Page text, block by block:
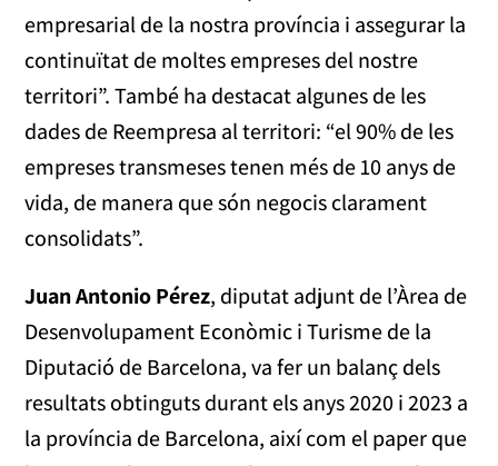
empresarial de la nostra província i assegurar la
continuïtat de moltes empreses del nostre
territori”. També ha destacat algunes de les
dades de Reempresa al territori: “el 90% de les
empreses transmeses tenen més de 10 anys de
vida, de manera que són negocis clarament
consolidats”.
Juan Antonio Pérez, diputat adjunt de l’Àrea de
Desenvolupament Econòmic i Turisme de la
Diputació de Barcelona, va fer un balanç dels
resultats obtinguts durant els anys 2020 i 2023 a
la província de Barcelona, així com el paper que